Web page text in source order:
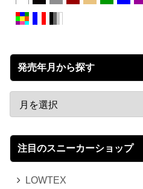
発売年月から探す
注目のスニーカーショップ
LOWTEX